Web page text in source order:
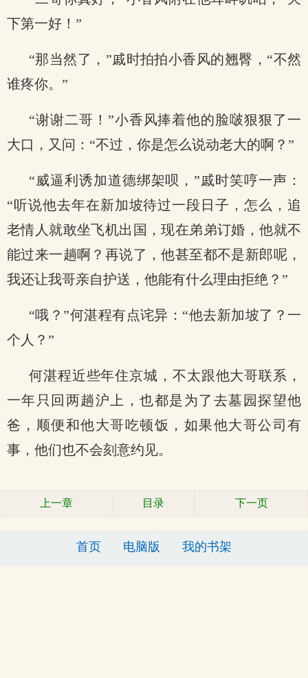
下第一好！”
“那当然了，”戚时拍拍小香风的翘臀，“不然
谁疼你。”
“谢谢二哥！”小香风捧着他的脸啵狠狠了一
大口，又问：“不过，你是怎么说动老大的啊？”
“威逼利诱加道德绑架呗，”戚时笑哼一声：
“听说他去年在新加坡待过一段日子，怎么，追
老情人就敢坐飞机出国，现在弟弟订婚，他就不
能过来一趟啊？再说了，他甚至都不是新郎呢，
我还让我哥亲自护送，他能有什么理由拒绝？”
“哦？”何湛程有点诧异：“他去新加坡了？一
个人？”
何湛程近些年住京城，不太跟他大哥联系，
一年只回两趟沪上，也都是为了去墓园探望他
爸，顺便和他大哥吃顿饭，如果他大哥公司有
事，他们也不会刻意约见。
上一章 目录 下一页
首页 电脑版 我的书架